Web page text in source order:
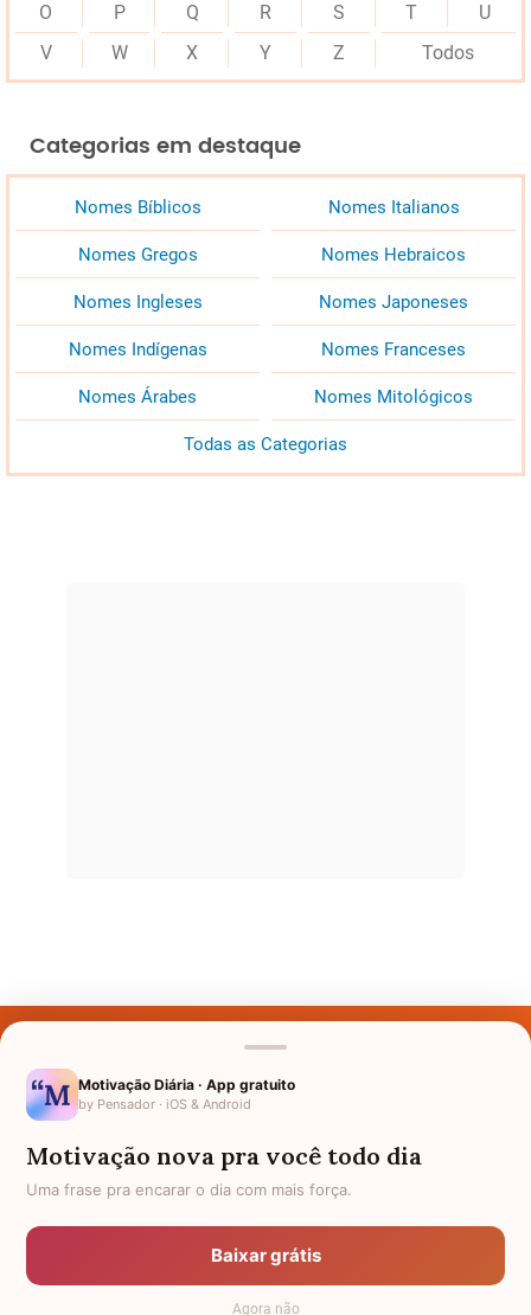
O
P Q R S T
U
V
W X Y Z Todos
Categorias em destaque
Nomes Bíblicos Nomes Italianos
Nomes Gregos Nomes Hebraicos
Nomes Ingleses Nomes Japoneses
Nomes Indígenas Nomes Franceses
Nomes Árabes Nomes Mitológicos
Todas as Categorias
Nomes pelo Mundo
Política de Privacidade
Anuncie
Motivação Diária · App gratuito
by Pensador · iOS & Android
Motivação nova pra você todo dia
Uma frase pra encarar o dia com mais força.
Baixar grátis
Agora não